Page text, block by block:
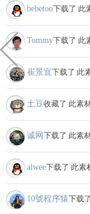
bebetoo下载了 此
Tommy下载了 此
崔景宜下载了 此
土豆 收藏了 此素
诚网 下载了 此素
alwee下载了 此素
10號程序猿下载